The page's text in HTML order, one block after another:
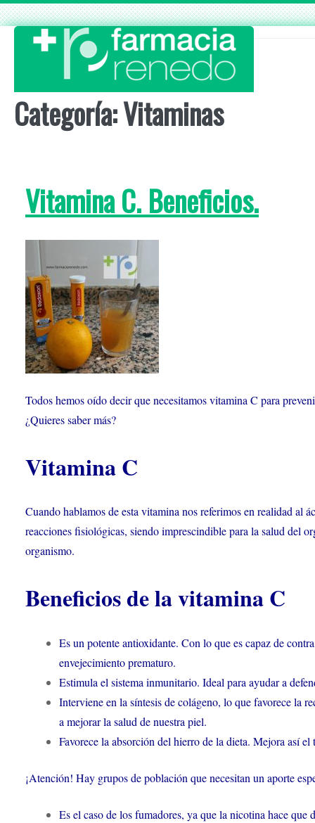
Skip
to
content
Categoría:Vitaminas
Vitamina C. Beneficios.
Todos hemos oído decir que necesitamos vitamina C para
¿Quieres saber más?
Vitamina C
Cuando hablamos de esta vitamina nos referimos en realidad al
reacciones fisiológicas, siendo imprescindible para la salud del
organismo.
Beneficios de la vitamina C
Es un potente antioxidante. Con lo que es capaz de
envejecimiento prematuro.
Estimula el sistema inmunitario. Ideal para ayudar a
Interviene en la síntesis de colágeno, lo que favorece la
a mejorar la salud de nuestra piel.
Favorece la absorción del hierro de la dieta. Mejora así
¡Atención! Hay grupos de población que necesitan un aporte
Es el caso de los fumadores, ya que la nicotina hace